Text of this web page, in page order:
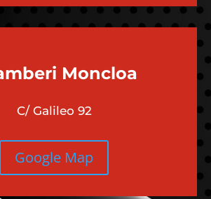
Moncloa
C/ Galileo 92
Google Map